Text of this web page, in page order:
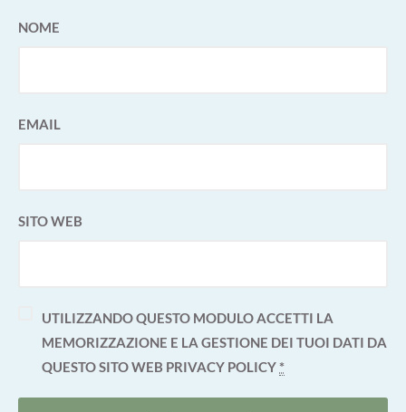
NOME
EMAIL
SITO WEB
UTILIZZANDO QUESTO MODULO ACCETTI LA
MEMORIZZAZIONE E LA GESTIONE DEI TUOI DATI DA
QUESTO SITO WEB PRIVACY POLICY*